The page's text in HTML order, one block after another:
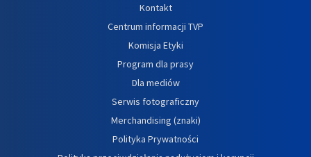
Kontakt
Centrum informacji TVP
Komisja Etyki
Program dla prasy
Dla mediów
Serwis fotograficzny
Merchandising (znaki)
Polityka Prywatności